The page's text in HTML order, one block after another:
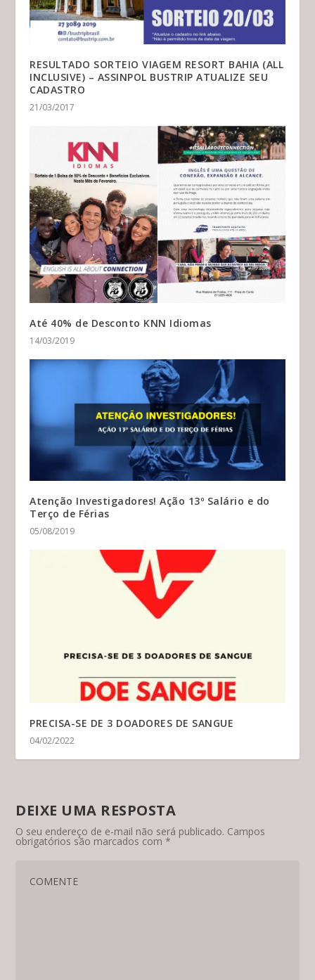
RESULTADO SORTEIO VIAGEM RESORT BAHIA (ALL
INCLUSIVE) – ASSINPOL BUSTRIP ATUALIZE SEU
CADASTRO
21/03/2017
Até 40% de Desconto KNN Idiomas
14/03/2019
Atenção Investigadores! Ação 13º Salário e do
Terço de Férias
05/08/2019
PRECISA-SE DE 3 DOADORES DE SANGUE
04/02/2022
DEIXE UMA RESPOSTA
O seu endereço de e-mail não será publicado. Campos
obrigatórios são marcados com*